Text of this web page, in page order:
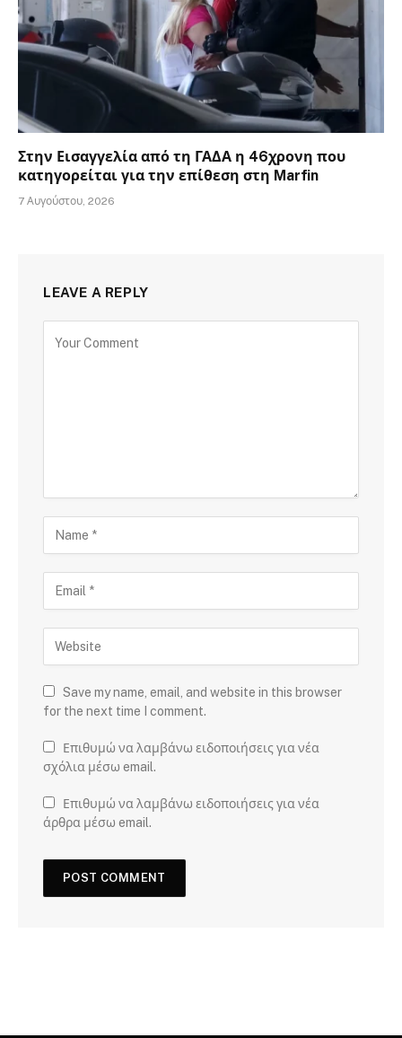
Στην Εισαγγελία από τη ΓΑΔΑ η 46χρονη που
κατηγορείται για την επίθεση στη Marfin
7 Αυγούστου, 2026
LEAVE A REPLY
Save my name, email, and website in this browser
for the next time I comment.
Επιθυμώ να λαμβάνω ειδοποιήσεις για νέα
σχόλια μέσω email.
Επιθυμώ να λαμβάνω ειδοποιήσεις για νέα
άρθρα μέσω email.